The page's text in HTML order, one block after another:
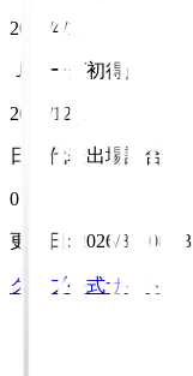
2018/4/11
Ｊリーグ初得点
2018/12/1
日本代表出場試合数
0
更新日 : 2026/8/6 08:03
クラブ公式サイト